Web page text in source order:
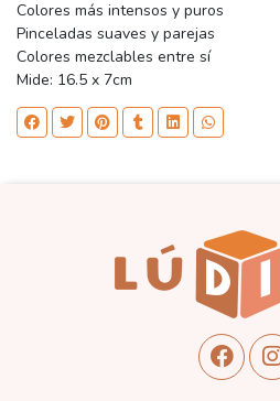
Colores más intensos y puros
Pinceladas suaves y parejas
Colores mezclables entre sí
Mide: 16.5 x 7cm